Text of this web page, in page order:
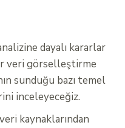
dayalı kararlar
veri görselleştirme
sunduğu bazı temel
inceleyeceğiz.
kaynaklarından